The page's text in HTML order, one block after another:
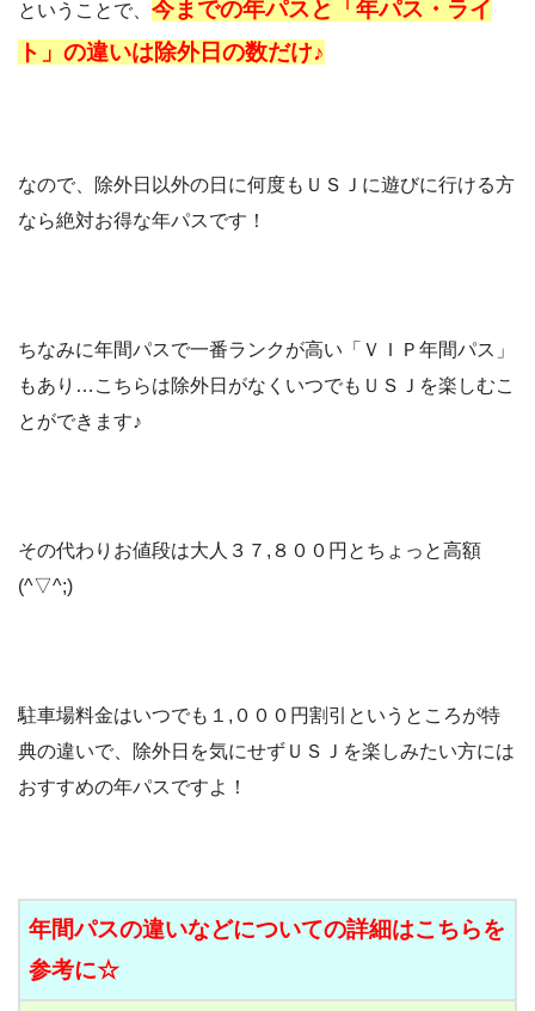
ということで、 今までの年パスと「年パス・ライ
ト」の違いは除外日の数だけ♪
なので、除外日以外の日に何度もＵＳＪに遊びに行ける方
なら絶対お得な年パスです！
ちなみに年間パスで一番ランクが高い「ＶＩＰ年間パス」
もあり…こちらは除外日がなくいつでもＵＳＪを楽しむこ
とができます♪
その代わりお値段は大人３７,８００円とちょっと高額
(^▽^;)
駐車場料金はいつでも１,０００円割引というところが特
典の違いで、除外日を気にせずＵＳＪを楽しみたい方には
おすすめの年パスですよ！
年間パスの違いなどについての詳細はこちらを
参考に☆